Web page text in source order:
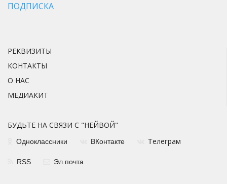
ПОДПИСКА
РЕКВИЗИТЫ
КОНТАКТЫ
О НАС
МЕДИАКИТ
БУДЬТЕ НА СВЯЗИ С "НЕЙВОЙ"
Одноклассники ВКонтакте Телеграм
RSS Эл.почта